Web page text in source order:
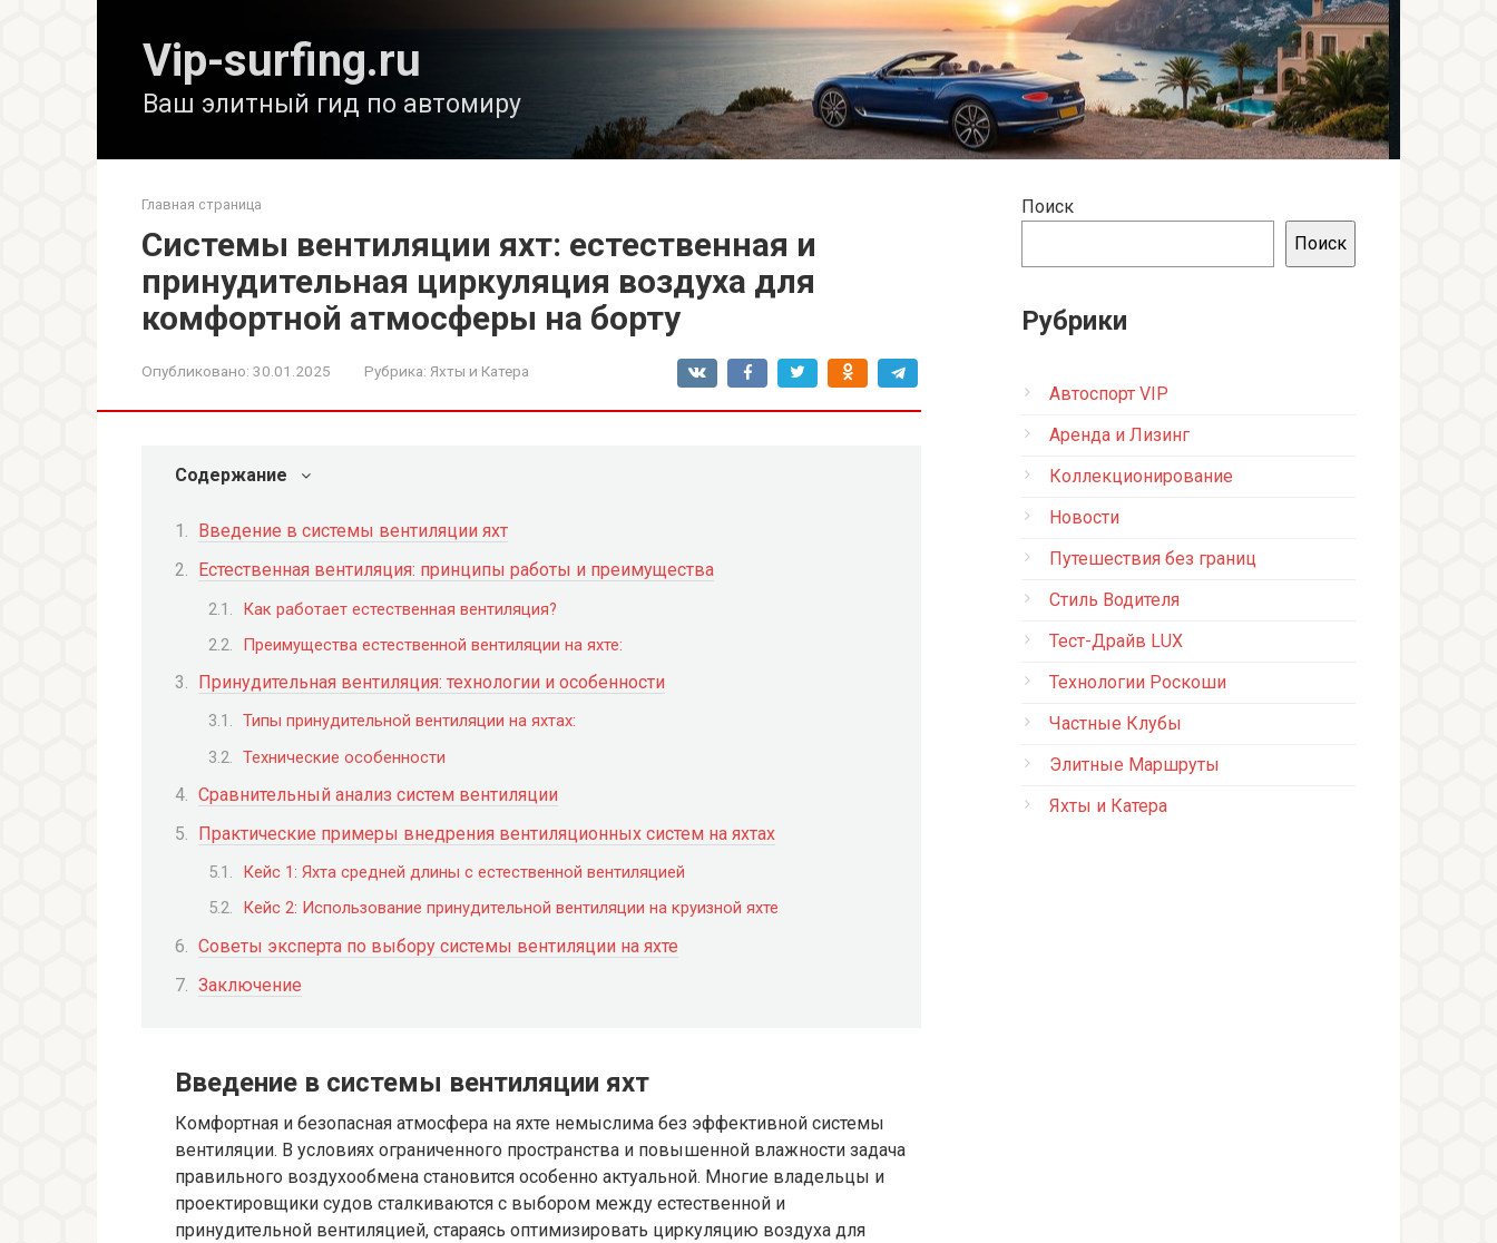
Vip-surfing.ru
Ваш элитный гид по автомиру
Главная страница
Системы вентиляции яхт: естественная и
принудительная циркуляция воздуха для
комфортной атмосферы на борту
Опубликовано: 30.01.2025 Рубрика: Яхты и Катера
Содержание
Введение в системы вентиляции яхт
Естественная вентиляция: принципы работы и преимущества
Как работает естественная вентиляция?
Преимущества естественной вентиляции на яхте:
Принудительная вентиляция: технологии и особенности
Типы принудительной вентиляции на яхтах:
Технические особенности
Сравнительный анализ систем вентиляции
Практические примеры внедрения вентиляционных систем на яхтах
Кейс 1: Яхта средней длины с естественной вентиляцией
Кейс 2: Использование принудительной вентиляции на круизной яхте
Советы эксперта по выбору системы вентиляции на яхте
Заключение
Введение в системы вентиляции яхт
Комфортная и безопасная атмосфера на яхте немыслима без эффективной системы
вентиляции. В условиях ограниченного пространства и повышенной влажности задача
правильного воздухообмена становится особенно актуальной. Многие владельцы и
проектировщики судов сталкиваются с выбором между естественной и
принудительной вентиляцией, стараясь оптимизировать циркуляцию воздуха для
Поиск
Поиск
Рубрики
Автоспорт VIP
Аренда и Лизинг
Коллекционирование
Новости
Путешествия без границ
Стиль Водителя
Тест-Драйв LUX
Технологии Роскоши
Частные Клубы
Элитные Маршруты
Яхты и Катера